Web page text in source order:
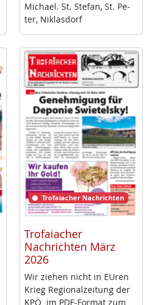
Mi­cha­el. St. Ste­fan, St. Pe­
ter, Niklas­dorf
Trofaiacher Nachrichten
Trofaiacher
Nachrichten März
2026
Wir zie­hen nicht in EU­ren
Krieg Re­gio­nal­zei­tung der
KPÖ im PDF-For­mat zum